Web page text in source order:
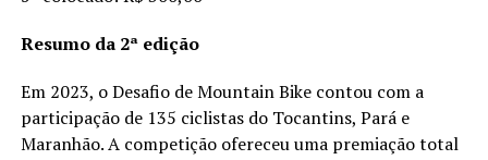
Resumo da 2ª edição
Em 2023, o Desafio de Mountain Bike contou com a
participação de 135 ciclistas do Tocantins, Pará e
Maranhão. A competição ofereceu uma premiação total